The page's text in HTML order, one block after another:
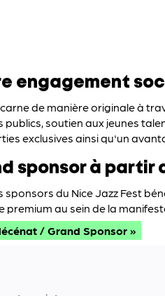
engagement
de manière originale à
publics, soutien aux jeunes
exclusives ainsi qu'un
sponsor à partir
sponsors du Nice Jazz Fest
premium au sein de la
/ Grand Sponsor »